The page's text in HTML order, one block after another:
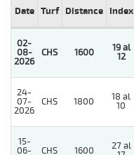
Date Turf Distance Index
02-
08-
2026
CHS 1600
19 al
12
24-
07-
2026
CHS 1800
18 al
10
15-
06-
CHS 1600
27 al